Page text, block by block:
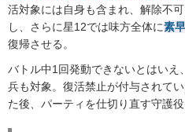
活対象には自身も含まれ、解除不
し、さらに星12では味方全体に素
復帰させる。
バトル中1回発動できないとはい
兵も対象。復活禁止が付与されて
た後、パーティを仕切り直す守護役